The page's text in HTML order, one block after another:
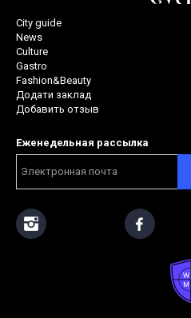
City guide
News
Culture
Gastro
Fashion&Beauty
Додати заклад
Добавить отзыв
Еженедельная рассылка